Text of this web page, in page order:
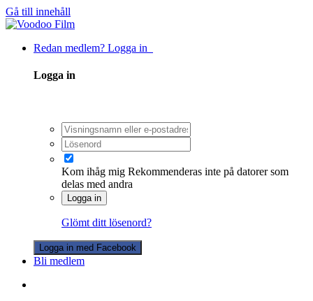
Gå till innehåll
Redan medlem? Logga in
Logga in
Kom ihåg mig Rekommenderas inte på datorer som
delas med andra
Logga in
Glömt ditt lösenord?
Logga in med Facebook
Bli medlem